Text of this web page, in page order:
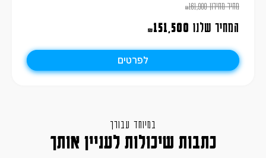
מחיר מחירון ₪161,900
המחיר שלנו ₪151,500
לפרטים
במיוחד עבורך
כתבות שיכולות לעניין אותך